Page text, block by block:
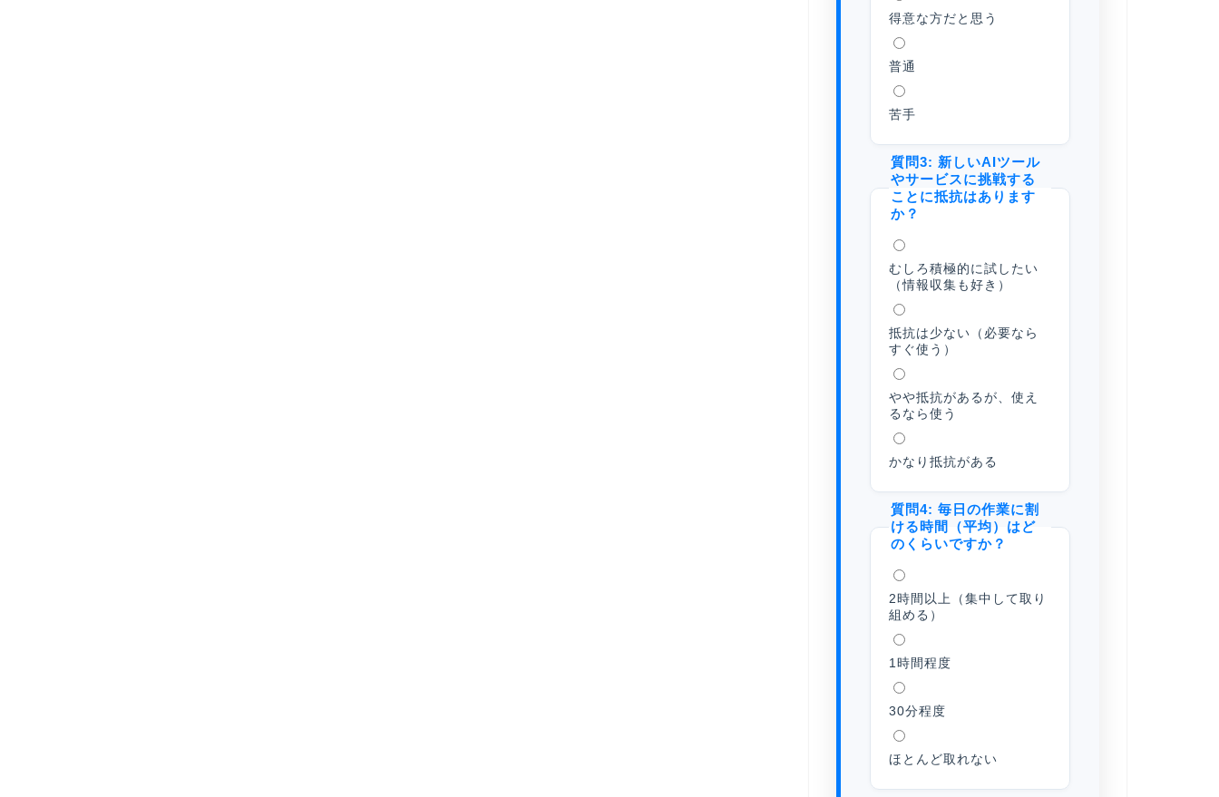
得意な方だと思う
普通
苦手
質問3: 新しいAIツール
やサービスに挑戦する
ことに抵抗はあります
か？
むしろ積極的に試したい
（情報収集も好き）
抵抗は少ない（必要なら
すぐ使う）
やや抵抗があるが、使え
るなら使う
かなり抵抗がある
質問4: 毎日の作業に割
ける時間（平均）はど
のくらいですか？
2時間以上（集中して取り
組める）
1時間程度
30分程度
ほとんど取れない